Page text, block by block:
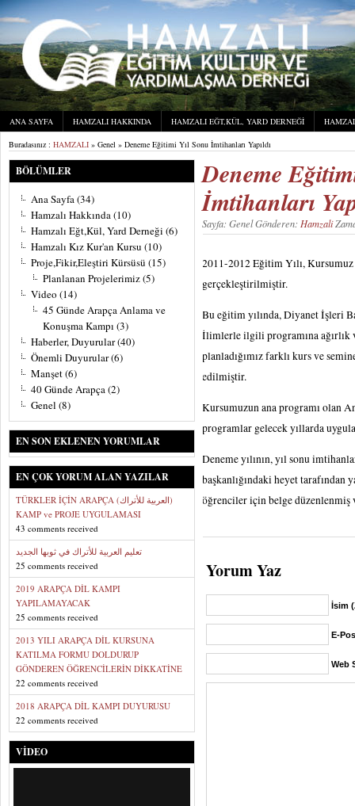
ANA SAYFA HAMZALI HAKKINDA HAMZALI EĞT,KÜL, YARD DERNEĞI
Buradasınız : HAMZALI » Genel » Deneme Eğitimi Yıl Sonu İmtihanları Yapıldı
BÖLÜMLER
Ana Sayfa(34)
Hamzalı Hakkında(10)
Hamzalı Eğt,Kül, Yard Derneği (6)
Hamzalı Kız Kur'an Kursu (10)
Proje,Fikir,Eleştiri Kürsüsü (15)
Planlanan Projelerimiz(5)
Video (14)
45 Günde Arapça Anlama ve
Konuşma Kampı (3)
Haberler, Duyurular(40)
Önemli Duyurular(6)
Manşet(6)
40 Günde Arapça(2)
Genel (8)
EN SON EKLENEN YORUMLAR
EN ÇOK YORUM ALAN YAZILAR
TÜRKLER İÇİN ARAPÇA (العربية للأتراك)
KAMP ve PROJE UYGULAMASI
43 comments received
تعليم العربية للأتراك في ثوبها الجديد
25 comments received
2019 ARAPÇA DİL KAMPI
YAPILAMAYACAK
25 comments received
2013 YILI ARAPÇA DİL KURSUNA
KATILMA FORMU DOLDURUP
GÖNDEREN ÖĞRENCİLERİN DİKKATİNE
22 comments received
2018 ARAPÇA DİL KAMPI DUYURUSU
22 comments received
VIDEO
Deneme
İmtihanları
Sayfa: Genel Gönderen: Hamzali
2011-2012 Eğitim Yılı,
gerçekleştirilmiştir.
Bu eğitim yılında, Diyanet İşleri
İlimlerle ilgili programına
planladığımız farklı kurs ve
edilmiştir.
Kursumuzun ana programı olan
programlar gelecek yıllarda
Deneme yılının, yıl sonu
başkanlığındaki heyet tarafından
öğrenciler için belge
Yorum Yaz
İsim
E-
Web